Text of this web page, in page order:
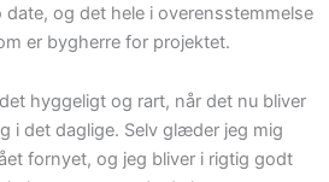
og det hele i overensstemmelse
er bygherre for projektet.
hyggeligt og rart, når det nu bliver
i det daglige. Selv glæder jeg mig
fornyet, og jeg bliver i rigtig godt